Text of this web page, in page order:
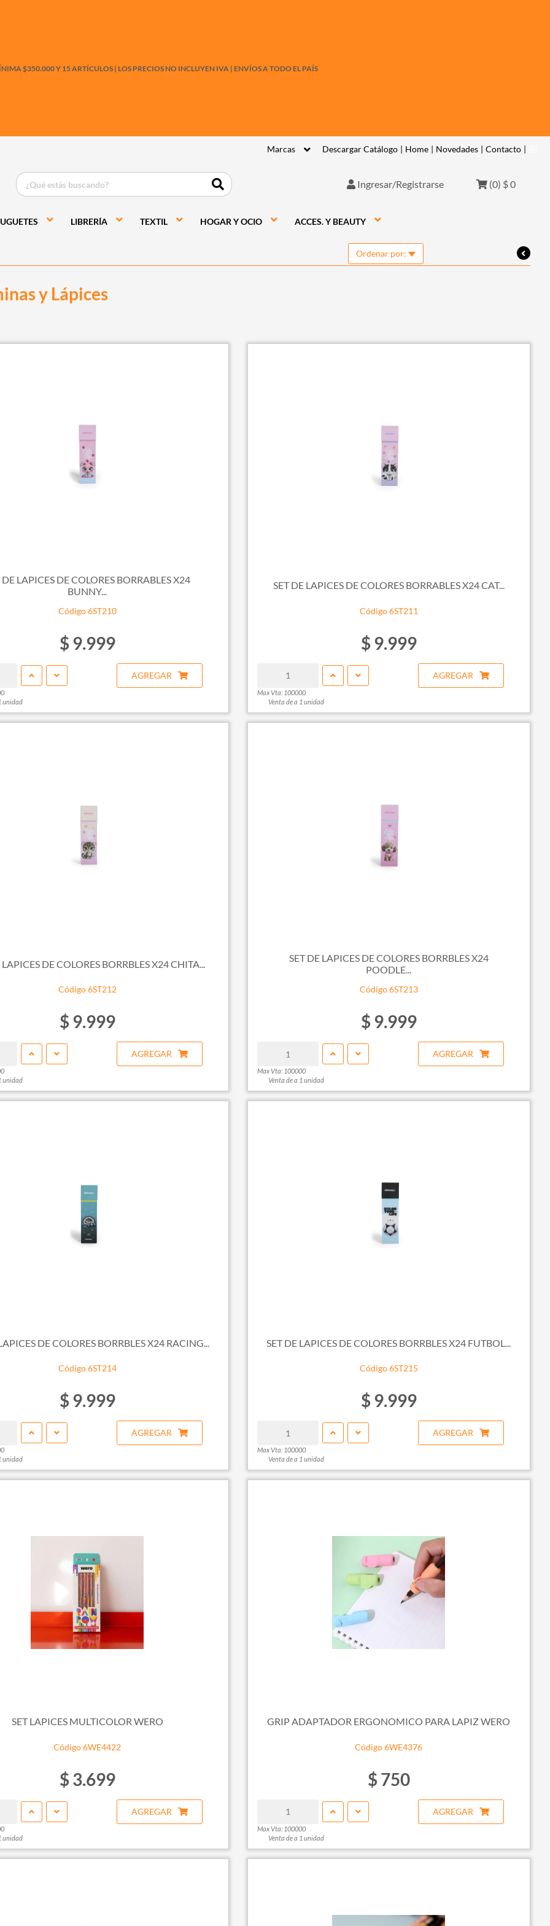
$350.000 Y 15 ARTÍCULOS | LOS PRECIOS NO INCLUYEN IVA | ENVÍOS A TODO EL PAÍS
Marcas Descargar Catálogo | Home | Novedades | Contacto |
Ingresar/Registrarse (0) $ 0
LIBRERÍA TEXTIL HOGAR Y OCIO ACCES. Y BEAUTY
Ordenar por:
y Lápices
DE LAPICES DE COLORES BORRABLES X24
BUNNY...
Código 6ST210
$ 9.999
unidad
AGREGAR
SET DE LAPICES DE COLORES BORRABLES X24 CAT...
Código 6ST211
$ 9.999
Max Vta: 100000
Venta de a 1 unidad
AGREGAR
LAPICES DE COLORES BORRBLES X24 CHITA...
Código 6ST212
$ 9.999
unidad
AGREGAR
SET DE LAPICES DE COLORES BORRBLES X24
POODLE...
Código 6ST213
$ 9.999
Max Vta: 100000
Venta de a 1 unidad
AGREGAR
DE COLORES BORRBLES X24 RACING...
Código 6ST214
$ 9.999
unidad
AGREGAR
SET DE LAPICES DE COLORES BORRBLES X24 FUTBOL...
Código 6ST215
$ 9.999
Max Vta: 100000
Venta de a 1 unidad
AGREGAR
SET LAPICES MULTICOLOR WERO
Código 6WE4422
$ 3.699
unidad
AGREGAR
GRIP ADAPTADOR ERGONOMICO PARA LAPIZ WERO
Código 6WE4376
$ 750
Max Vta: 100000
Venta de a 1 unidad
AGREGAR